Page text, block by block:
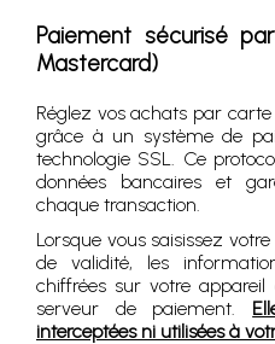
Paiement sécurisé
Mastercard)
Réglez vos achats par
grâce à un système de
technologie SSL. Ce
données bancaires et
chaque transaction.
Lorsque vous saisissez
de validité, les
chiffrées sur votre appareil
serveur de paiement.
interceptées ni utilisées à